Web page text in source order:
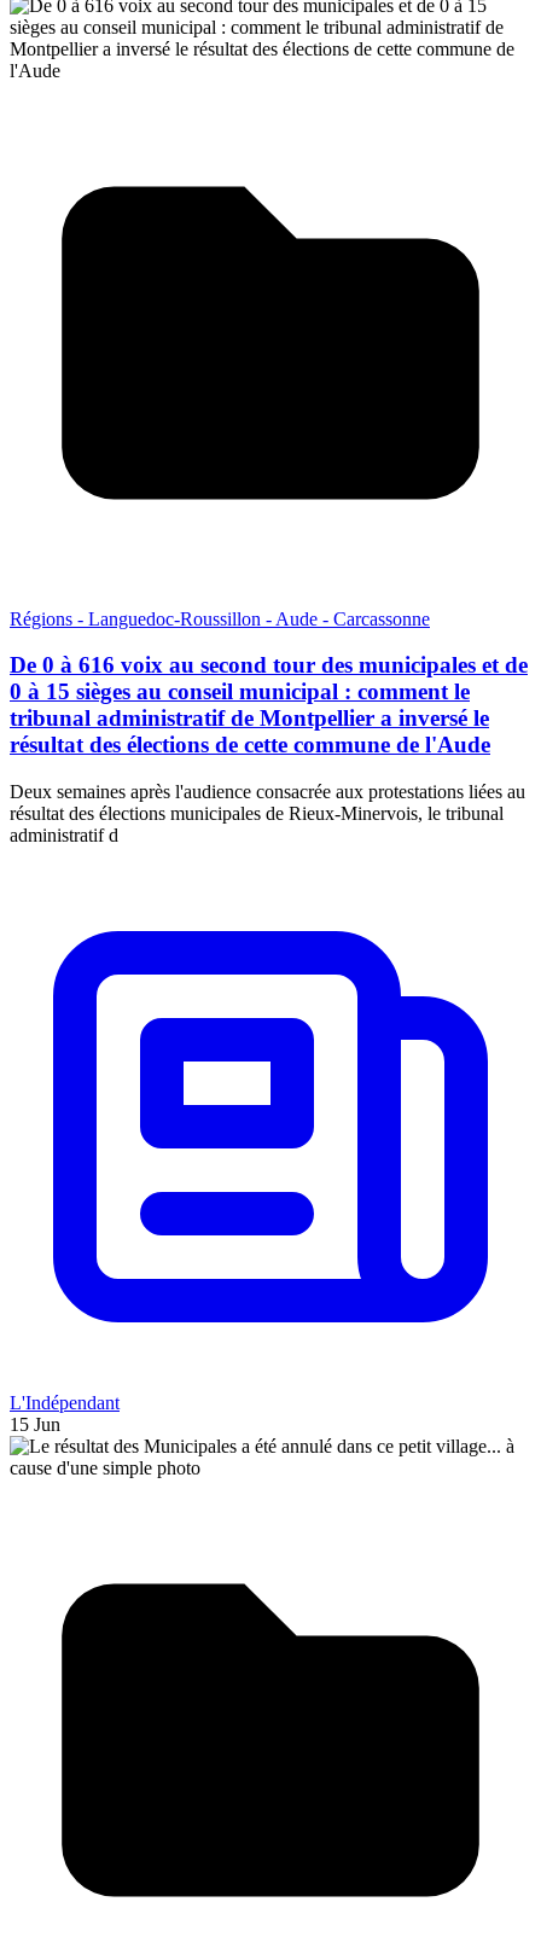
Régions - Languedoc-Roussillon - Aude - Carcassonne
De 0 à 616 voix au second tour des municipales et de
0 à 15 sièges au conseil municipal : comment le
tribunal administratif de Montpellier a inversé le
résultat des élections de cette commune de l'Aude
Deux semaines après l'audience consacrée aux protestations liées au
résultat des élections municipales de Rieux-Minervois, le tribunal
administratif d
L'Indépendant
15 Jun